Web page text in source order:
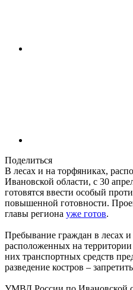
Поделиться
В лесах и на торфяниках,
Ивановской области, с 30
готовятся ввести особый
повышенной готовности.
главы региона уже готов.
Пребывание граждан в лесах
расположенных на
них транспортных средств
разведение костров –